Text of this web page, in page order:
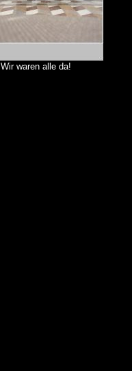
Wir waren alle da!